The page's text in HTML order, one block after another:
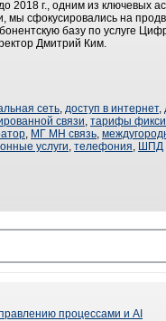
2018 г., одним из ключевых
мы сфокусировались на
базу по услуге
Дмитрий Ким.
сеть, доступ в интернет,
связи, тарифы
, МГ МН связь,
услуги, телефония, ШПД
процессами и AI